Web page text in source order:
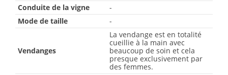
Conduite de la vigne
-
Mode de taille
-
Vendanges
La vendange est en totalité
cueillie à la main avec
beaucoup de soin et cela
presque exclusivement par
des femmes.